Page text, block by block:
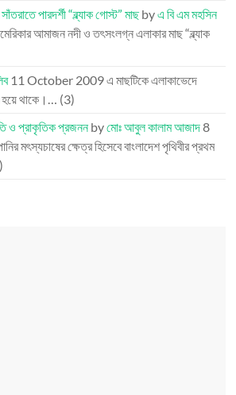
পারদর্শী “ব্ল্যাক গোস্ট” মাছbyএ বি এম মহসিন
আমাজন নদী ও তৎসংলগ্ন এলাকার মাছ “ব্ল্যাক
11 October 2009এ মাছটিকে এলাকাভেদে
হয়ে থাকে।… (3)
ও প্রাকৃতিক প্রজননbyমোঃ আবুল কালাম আজাদ8
মৎস্যচাষের ক্ষেত্র হিসেবে বাংলাদেশ পৃথিবীর প্রথম